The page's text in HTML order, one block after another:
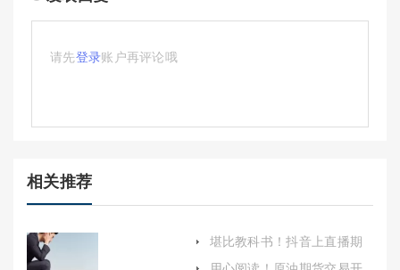
请先登录账户再评论哦
相关推荐
堪比教科书！抖音上直播期